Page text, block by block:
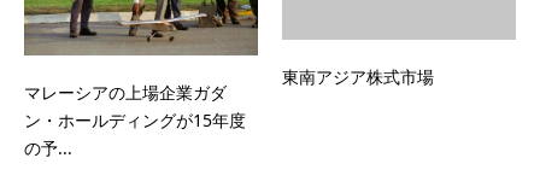
マレーシアの上場企業ガダ
ン・ホールディングが15年度
の予...
東南アジア株式市場